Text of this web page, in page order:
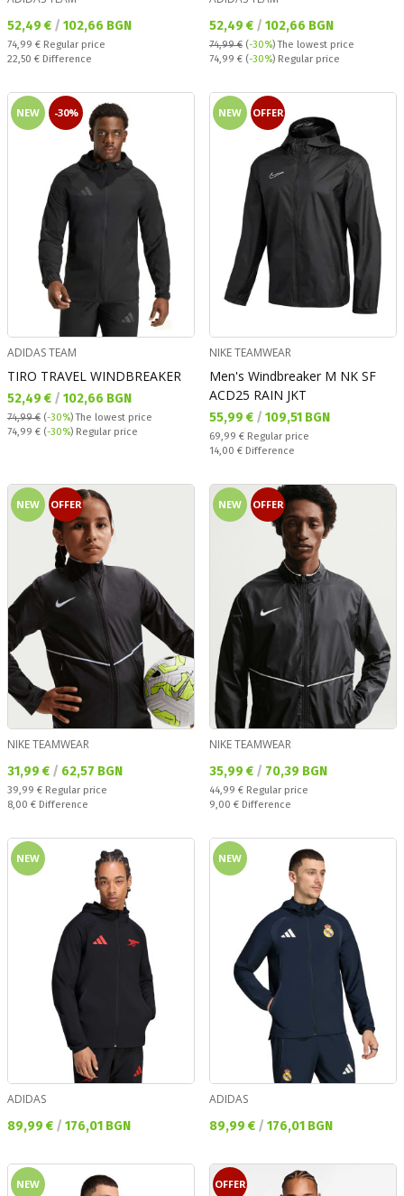
Текуща цена:
52,49 € / 102,66 BGN
Regular price:
74,99 € Regular price
Спестявате:
22,50 € Difference
Текуща цена:
52,49 € / 102,66 BGN
74,99 € (-30%)The lowest price
Regular price:
74,99 € (-30%) Regular price
NEW -30%
ADIDAS TEAM
TIRO TRAVEL WINDBREAKER
Текуща цена:
52,49 € / 102,66 BGN
74,99 € (-30%)The lowest price
Regular price:
74,99 € (-30%) Regular price
NEW OFFER
NIKE TEAMWEAR
Men's Windbreaker M NK SF
ACD25 RAIN JKT
Текуща цена:
55,99 € / 109,51 BGN
Regular price:
69,99 € Regular price
Спестявате:
14,00 € Difference
NEW OFFER
NIKE TEAMWEAR
Текуща цена:
31,99 € / 62,57 BGN
Regular price:
39,99 € Regular price
Спестявате:
8,00 € Difference
NEW OFFER
NIKE TEAMWEAR
Текуща цена:
35,99 € / 70,39 BGN
Regular price:
44,99 € Regular price
Спестявате:
9,00 € Difference
NEW
ADIDAS
Текуща цена:
89,99 € / 176,01 BGN
NEW
ADIDAS
Текуща цена:
89,99 € / 176,01 BGN
NEW OFFER